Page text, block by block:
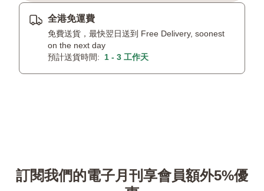
全港免運費
免費送貨，最快翌日送到 Free Delivery, soonest
on the next day
預計送貨時間: 1 - 3 工作天
訂閱我們的電子月刊享會員額外5%優